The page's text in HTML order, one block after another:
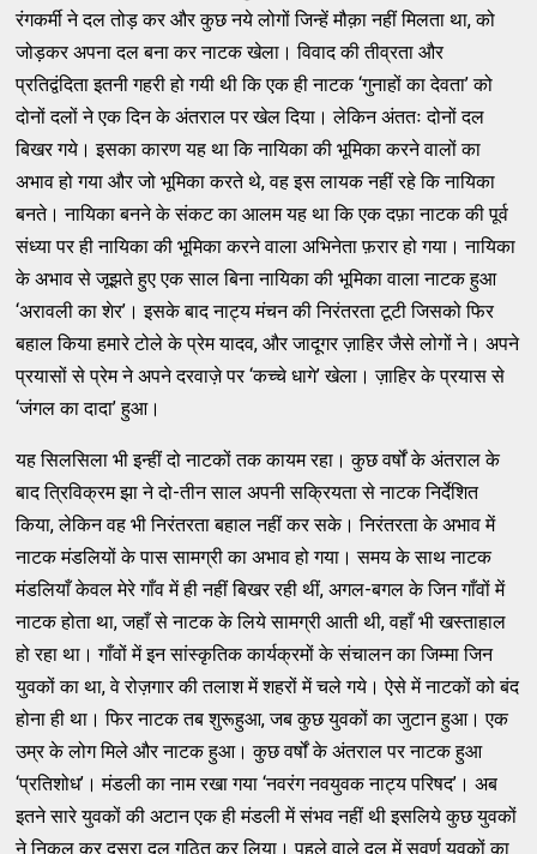
रंगकर्मी ने दल तोड़ कर और कुछ नये लोगों जिन्हें मौक़ा नहीं मिलता था, को
जोड़कर अपना दल बना कर नाटक खेला। विवाद की तीव्रता और
प्रतिद्वंदिता इतनी गहरी हो गयी थी कि एक ही नाटक ‘गुनाहों का देवता’ को
दोनों दलों ने एक दिन के अंतराल पर खेल दिया। लेकिन अंततः दोनों दल
बिखर गये। इसका कारण यह था कि नायिका की भूमिका करने वालों का
अभाव हो गया और जो भूमिका करते थे, वह इस लायक नहीं रहे कि नायिका
बनते। नायिका बनने के संकट का आलम यह था कि एक दफ़ा नाटक की पूर्व
संध्या पर ही नायिका की भूमिका करने वाला अभिनेता फ़रार हो गया। नायिका
के अभाव से जूझते हुए एक साल बिना नायिका की भूमिका वाला नाटक हुआ
‘अरावली का शेर’। इसके बाद नाट्य मंचन की निरंतरता टूटी जिसको फिर
बहाल किया हमारे टोले के प्रेम यादव, और जादूगर ज़ाहिर जैसे लोगों ने। अपने
प्रयासों से प्रेम ने अपने दरवाज़े पर ‘कच्चे धागे’ खेला। ज़ाहिर के प्रयास से
‘जंगल का दादा’ हुआ।
यह सिलसिला भी इन्हीं दो नाटकों तक कायम रहा। कुछ वर्षों के अंतराल के
बाद त्रिविक्रम झा ने दो-तीन साल अपनी सक्रियता से नाटक निर्देशित
किया, लेकिन वह भी निरंतरता बहाल नहीं कर सके। निरंतरता के अभाव में
नाटक मंडलियों के पास सामग्री का अभाव हो गया। समय के साथ नाटक
मंडलियाँ केवल मेरे गाँव में ही नहीं बिखर रही थीं, अगल-बगल के जिन गाँवों में
नाटक होता था, जहाँ से नाटक के लिये सामग्री आती थी, वहाँ भी खस्ताहाल
हो रहा था। गाँवों में इन सांस्कृतिक कार्यक्रमों के संचालन का जिम्मा जिन
युवकों का था, वे रोज़गार की तलाश में शहरों में चले गये। ऐसे में नाटकों को बंद
होना ही था। फिर नाटक तब शुरूहुआ, जब कुछ युवकों का जुटान हुआ। एक
उम्र के लोग मिले और नाटक हुआ। कुछ वर्षों के अंतराल पर नाटक हुआ
‘प्रतिशोध’। मंडली का नाम रखा गया ‘नवरंग नवयुवक नाट्य परिषद’। अब
इतने सारे युवकों की अटान एक ही मंडली में संभव नहीं थी इसलिये कुछ युवकों
ने निकल कर दूसरा दल गठित कर लिया। पहले वाले दल में सवर्ण युवकों का